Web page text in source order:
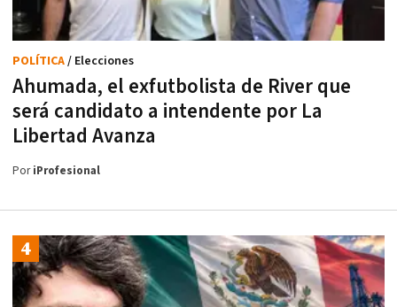
Ahumada, el exfutbolista de River que
será candidato a intendente por La
Libertad Avanza
POLÍTICA/ Elecciones
PoriProfesional